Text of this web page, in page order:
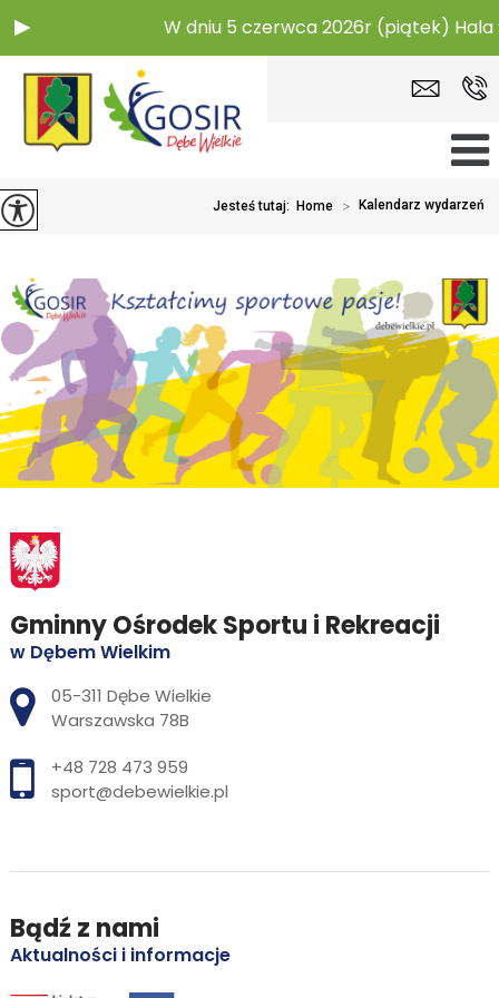
W dniu 5 czerwca 2026r (piątek)
Jesteś tutaj: Home > Kalendarz wydarzeń
Gminny Ośrodek Sportu i Rekreacji
w Dębem Wielkim
Adres pocztowy:
05-311 Dębe Wielkie
Warszawska 78B
+48 728 473 959
sport@debewielkie.pl
Bądź z nami
Aktualności i informacje